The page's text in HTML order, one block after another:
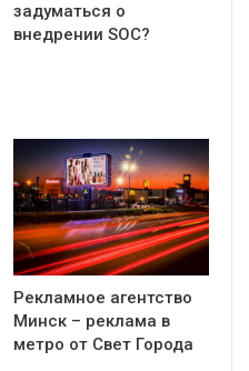
задуматься о
внедрении SOC?
Рекламное агентство
Минск – реклама в
метро от Свет Города